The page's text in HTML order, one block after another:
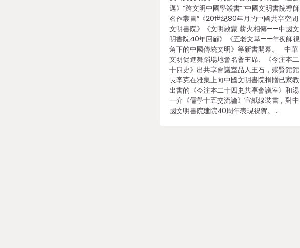
邁》“跨文明中國學叢書”“中國文明書院導師
名作叢書”《20世紀80年月的中國共享空間
文明書院》《文明啟蒙 薪火相傳——中國文
明書院40年回顧》《五老文萃——年夜師視
角下的中國傳統文明》等新書開幕。 中華
文明促進舞蹈場地會名譽主席、《今注本二
十四史》出共享會議室品人王石，崇賢館館
長李克在雅集上向中國文明書院捐贈已家教
出書的《今注本二十四史共享會議室》和湯
一介《儒學十五交流論》宣紙線裝書，對中
國文明書院建院40周年表現祝賀。…